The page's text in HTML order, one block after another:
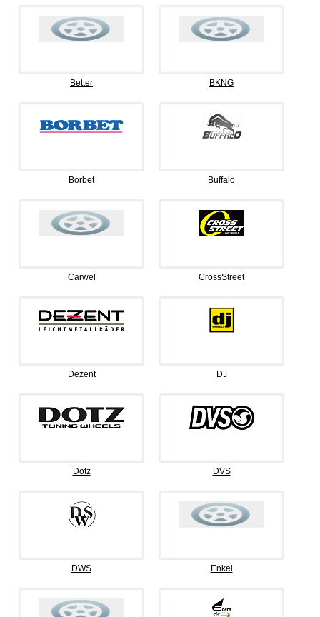
Better BKNG
Borbet Buffalo
Carwel CrossStreet
Dezent DJ
Dotz DVS
DWS Enkei